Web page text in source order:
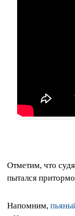
Отметим, что
пытался
Напомним,